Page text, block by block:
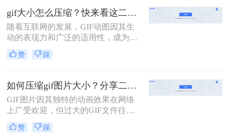
何压缩呢？本文将介绍两种动图压缩
的方法。
gif大小怎么压缩？快来看这二个高效压缩方法！
随着互联网的发展，GIF动图因其生
动的表现力和广泛的适用性，成为了
社交媒体、网页设计、即时通讯等多
个领域的宠儿。然而，高质量的GIF
仅影响了加载速度，还可能导致上传
失败。因此，学会gif大小怎么压缩，
同时保持良好的视觉效果，显得尤为
重要。本文将详细介绍两种高效的
GIF压缩方法，帮助您轻松应对这一
挑战。
赞 踩
如何压缩gif图片大小？分享二个实用压缩方法！
GIF图片因其独特的动画效果在网络
上广受欢迎，但过大的GIF文件往往
会影响加载速度和用户体验。那么如
何压缩gif图片大小呢？为了优化GIF
赞 踩